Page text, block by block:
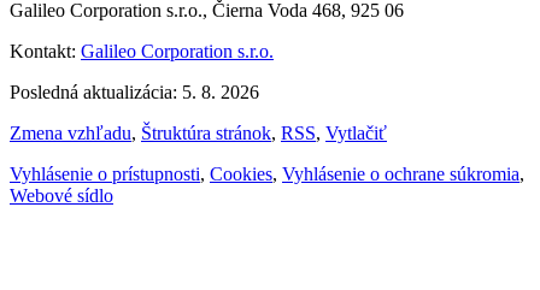
Galileo Corporation s.r.o., Čierna Voda 468, 925 06
Kontakt: Galileo Corporation s.r.o.
Posledná aktualizácia: 5. 8. 2026
Zmena vzhľadu, Štruktúra stránok, RSS, Vytlačiť
Vyhlásenie o prístupnosti, Cookies, Vyhlásenie o ochrane súkromia,
Webové sídlo